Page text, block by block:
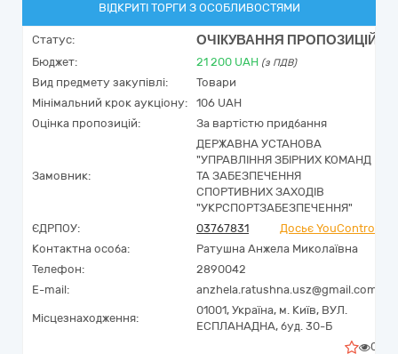
ВІДКРИТІ ТОРГИ З ОСОБЛИВОСТЯМИ
Статус: ОЧІКУВАННЯ ПРОПОЗИЦІЙ
Бюджет: 21 200 UAH (з ПДВ)
Вид предмету закупівлі:
Товари
Мінімальний крок аукціону:
106 UAH
Оцінка пропозицій:
За вартістю придбання
Замовник:
ДЕРЖАВНА УСТАНОВА
"УПРАВЛІННЯ ЗБІРНИХ КОМАНД
ТА ЗАБЕЗПЕЧЕННЯ
СПОРТИВНИХ ЗАХОДІВ
"УКРСПОРТЗАБЕЗПЕЧЕННЯ"
ЄДРПОУ:
03767831
Досьє YouControl
Контактна особа:
Ратушна Анжела Миколаївна
Телефон:
2890042
E-mail:
anzhela.ratushna.usz@gmail.com
Місцезнаходження:
01001, Україна, м. Київ, ВУЛ.
ЕСПЛАНАДНА, буд. 30-Б
0